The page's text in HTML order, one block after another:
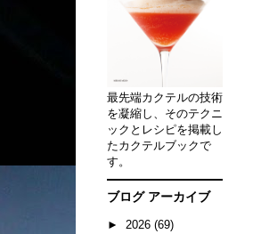
最先端カクテルの技術
を凝縮し、そのテクニ
ックとレシピを掲載し
たカクテルブックで
す。
ブログ アーカイブ
► 2026 (69)